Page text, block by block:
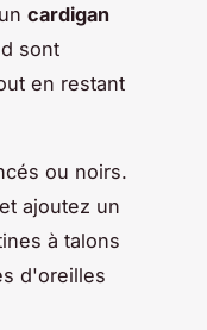
cardigan
sont
en restant
ou noirs.
ajoutez un
à talons
d'oreilles